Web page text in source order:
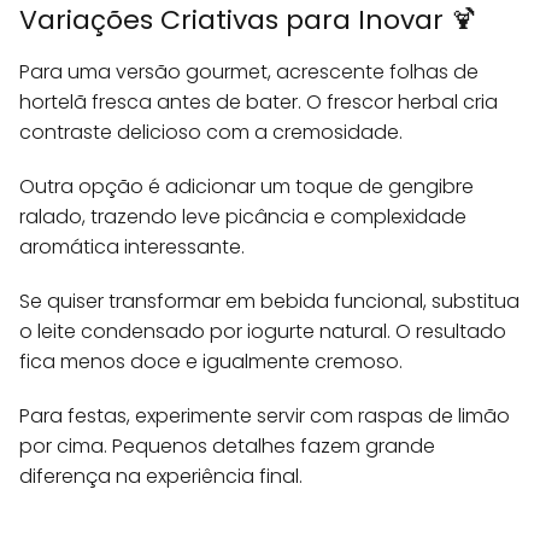
Variações Criativas para Inovar 🍹
Para uma versão gourmet, acrescente folhas de
hortelã fresca antes de bater. O frescor herbal cria
contraste delicioso com a cremosidade.
Outra opção é adicionar um toque de gengibre
ralado, trazendo leve picância e complexidade
aromática interessante.
Se quiser transformar em bebida funcional, substitua
o leite condensado por iogurte natural. O resultado
fica menos doce e igualmente cremoso.
Para festas, experimente servir com raspas de limão
por cima. Pequenos detalhes fazem grande
diferença na experiência final.